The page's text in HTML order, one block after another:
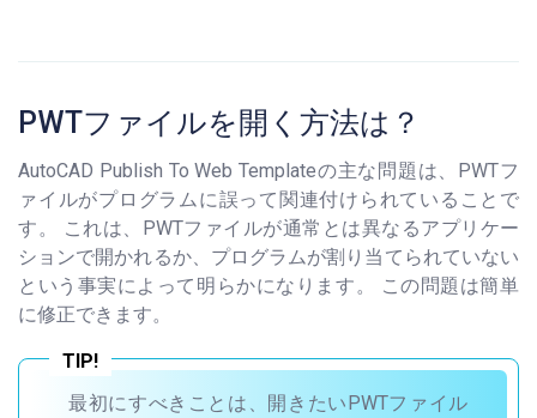
PWTファイルを開く方法は？
AutoCAD Publish To Web Templateの主な問題は、PWTフ
ァイルがプログラムに誤って関連付けられていることで
す。 これは、PWTファイルが通常とは異なるアプリケー
ションで開かれるか、プログラムが割り当てられていない
という事実によって明らかになります。 この問題は簡単
に修正できます。
最初にすべきことは、開きたいPWTファイル